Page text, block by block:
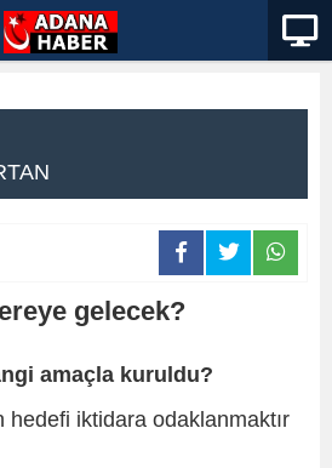
gelecek?
amaçla kuruldu?
hedefi iktidara odaklanmaktır